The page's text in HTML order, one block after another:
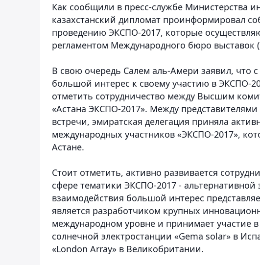
Как сообщили в пресс-службе Министерства
казахстанский дипломат проинформировал
проведению ЭКСПО-2017, которые
регламентом Международного бюро выставок
В свою очередь Салем аль-Амери заявил, что
большой интерес к своему участию в ЭКСПО-
отметить сотрудничество между Высшим
«Астана ЭКСПО-2017». Между
встречи, эмиратская делегация приняла
международных участников «ЭКСПО-2017»,
Астане.
Стоит отметить, активно развивается
сфере тематики ЭКСПО-2017 -
взаимодействия большой интерес
является разработчиком крупных
международном уровне и принимает участие
солнечной электростанции «Gema solar» в
«London Array» в Великобритании.